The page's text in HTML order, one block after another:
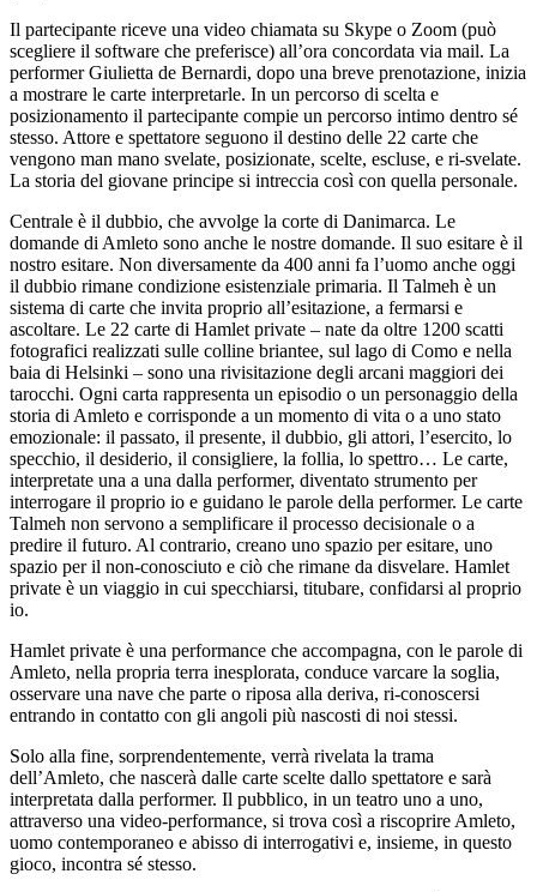
Il partecipante riceve una video chiamata su Skype o Zoom (può
scegliere il software che preferisce) all’ora concordata via mail. La
performer Giulietta de Bernardi, dopo una breve prenotazione, inizia
a mostrare le carte interpretarle. In un percorso di scelta e
posizionamento il partecipante compie un percorso intimo dentro sé
stesso. Attore e spettatore seguono il destino delle 22 carte che
vengono man mano svelate, posizionate, scelte, escluse, e ri-svelate.
La storia del giovane principe si intreccia così con quella personale.
Centrale è il dubbio, che avvolge la corte di Danimarca. Le
domande di Amleto sono anche le nostre domande. Il suo esitare è il
nostro esitare. Non diversamente da 400 anni fa l’uomo anche oggi
il dubbio rimane condizione esistenziale primaria. Il Talmeh è un
sistema di carte che invita proprio all’esitazione, a fermarsi e
ascoltare. Le 22 carte di Hamlet private – nate da oltre 1200 scatti
fotografici realizzati sulle colline briantee, sul lago di Como e nella
baia di Helsinki – sono una rivisitazione degli arcani maggiori dei
tarocchi. Ogni carta rappresenta un episodio o un personaggio della
storia di Amleto e corrisponde a un momento di vita o a uno stato
emozionale: il passato, il presente, il dubbio, gli attori, l’esercito, lo
specchio, il desiderio, il consigliere, la follia, lo spettro… Le carte,
interpretate una a una dalla performer, diventato strumento per
interrogare il proprio io e guidano le parole della performer. Le carte
Talmeh non servono a semplificare il processo decisionale o a
predire il futuro. Al contrario, creano uno spazio per esitare, uno
spazio per il non-conosciuto e ciò che rimane da disvelare. Hamlet
private è un viaggio in cui specchiarsi, titubare, confidarsi al proprio
io.
Hamlet private è una performance che accompagna, con le parole di
Amleto, nella propria terra inesplorata, conduce varcare la soglia,
osservare una nave che parte o riposa alla deriva, ri-conoscersi
entrando in contatto con gli angoli più nascosti di noi stessi.
Solo alla fine, sorprendentemente, verrà rivelata la trama
dell’Amleto, che nascerà dalle carte scelte dallo spettatore e sarà
interpretata dalla performer. Il pubblico, in un teatro uno a uno,
attraverso una video-performance, si trova così a riscoprire Amleto,
uomo contemporaneo e abisso di interrogativi e, insieme, in questo
gioco, incontra sé stesso.